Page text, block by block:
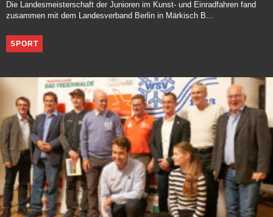
Die Landesmeisterschaft der Junioren im Kunst- und Einradfahren fand
zusammen mit dem Landesverband Berlin in Märkisch B...
SPORT